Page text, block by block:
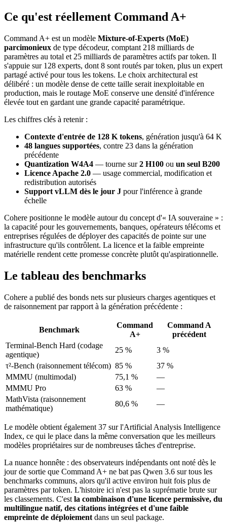
Ce qu'est réellement Command A+
Command A+ est un modèle Mixture-of-Experts (MoE)
parcimonieux de type décodeur, comptant 218 milliards de
paramètres au total et 25 milliards de paramètres actifs par token. Il
s'appuie sur 128 experts, dont 8 sont routés par token, plus un expert
partagé activé pour tous les tokens. Le choix architectural est
délibéré : un modèle dense de cette taille serait inexploitable en
production, mais le routage MoE conserve une densité d'inférence
élevée tout en gardant une grande capacité paramétrique.
Les chiffres clés à retenir :
Contexte d'entrée de 128 K tokens, génération jusqu'à 64 K
48 langues supportées, contre 23 dans la génération
précédente
Quantization W4A4 — tourne sur2 H100 ou un seul B200
Licence Apache 2.0 — usage commercial, modification et
redistribution autorisés
Support vLLM dès le jour J pour l'inférence à grande
échelle
Cohere positionne le modèle autour du concept d'« IA souveraine » :
la capacité pour les gouvernements, banques, opérateurs télécoms et
entreprises régulées de déployer des capacités de pointe sur une
infrastructure qu'ils contrôlent. La licence et la faible empreinte
matérielle rendent cette promesse concrète plutôt qu'aspirationnelle.
Le tableau des benchmarks
Cohere a publié des bonds nets sur plusieurs charges agentiques et
de raisonnement par rapport à la génération précédente :
Benchmark
Command
A+
Command A
précédent
Terminal-Bench Hard (codage
agentique)
25 %
3 %
τ²-Bench (raisonnement télécom) 85 %
37 %
MMMU (multimodal)
75,1 %
—
MMMU Pro
63 %
—
MathVista (raisonnement
mathématique)
80,6 % —
Le modèle obtient également 37 sur l'Artificial Analysis Intelligence
Index, ce qui le place dans la même conversation que les meilleurs
modèles propriétaires sur de nombreuses tâches d'entreprise.
La nuance honnête : des observateurs indépendants ont noté dès le
jour de sortie que Command A+ ne bat pas Qwen 3.6 sur tous les
benchmarks communs, alors qu'il active environ huit fois plus de
paramètres par token. L'histoire ici n'est pas la suprématie brute sur
les classements. C'est la combinaison d'une licence permissive, du
multilingue natif, des citations intégrées et d'une faible
empreinte de déploiement dans un seul package.